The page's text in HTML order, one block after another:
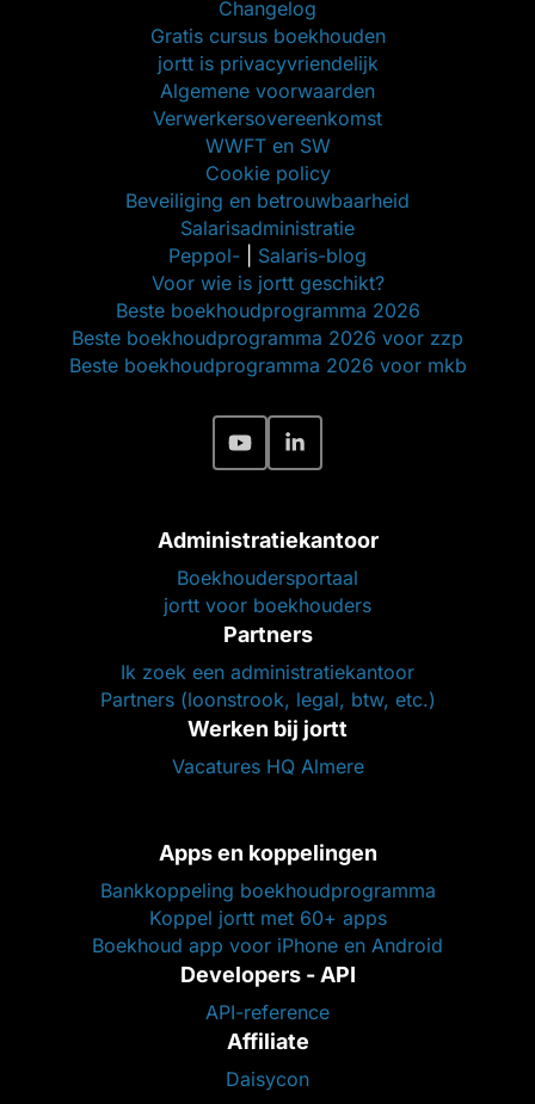
Changelog
Gratis cursus boekhouden
jortt is privacyvriendelijk
Algemene voorwaarden
Verwerkersovereenkomst
WWFT en SW
Cookie policy
Beveiliging en betrouwbaarheid
Salarisadministratie
Peppol-
Salaris-blog
Voor wie is jortt geschikt?
Beste boekhoudprogramma 2026
Beste boekhoudprogramma 2026 voor zzp
Beste boekhoudprogramma 2026 voor mkb
Administratiekantoor
Boekhoudersportaal
jortt voor boekhouders
Partners
Ik zoek een administratiekantoor
Partners (loonstrook, legal, btw, etc.)
Werken bij jortt
Vacatures HQ Almere
Apps en koppelingen
Bankkoppeling boekhoudprogramma
Koppel jortt met 60+ apps
Boekhoud app voor iPhone en Android
Developers - API
API-reference
Affiliate
Daisycon